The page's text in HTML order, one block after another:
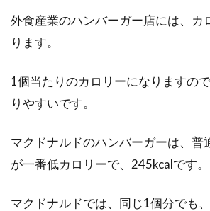
杯...
体にいい甘酒を
さしい麹と米の割
甘酒は、ブドウ糖を
外食産業のハンバーガー店には、カ
ります。
1個当たりのカロリーになりますの
りやすいです。
マクドナルドのハンバーガーは、普
が一番低カロリーで、245kcalです。
マクドナルドでは、同じ1個分でも